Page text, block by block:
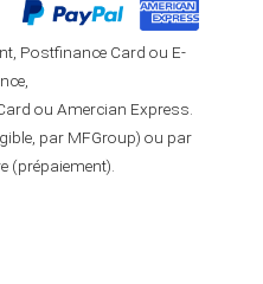
Postfinance Card ou E-
ou Amercian Express.
par MFGroup) ou par
(prépaiement).